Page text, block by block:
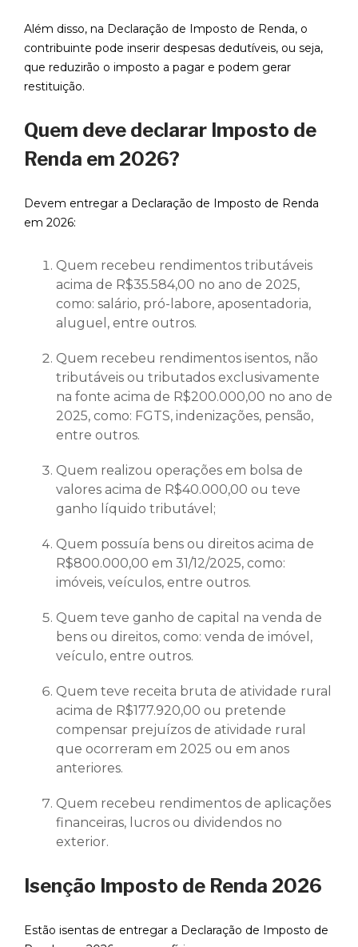
Além disso, na Declaração de Imposto de Renda, o
contribuinte pode inserir despesas dedutíveis, ou seja,
que reduzirão o imposto a pagar e podem gerar
restituição.
Quem deve declarar Imposto de
Renda em 2026?
Devem entregar a Declaração de Imposto de Renda
em 2026:
Quem recebeu rendimentos tributáveis
acima de R$35.584,00 no ano de 2025,
como: salário, pró-labore, aposentadoria,
aluguel, entre outros.
Quem recebeu rendimentos isentos, não
tributáveis ou tributados exclusivamente
na fonte acima de R$200.000,00 no ano de
2025, como: FGTS, indenizações, pensão,
entre outros.
Quem realizou operações em bolsa de
valores acima de R$40.000,00 ou teve
ganho líquido tributável;
Quem possuía bens ou direitos acima de
R$800.000,00 em 31/12/2025, como:
imóveis, veículos, entre outros.
Quem teve ganho de capital na venda de
bens ou direitos, como: venda de imóvel,
veículo, entre outros.
Quem teve receita bruta de atividade rural
acima de R$177.920,00 ou pretende
compensar prejuízos de atividade rural
que ocorreram em 2025 ou em anos
anteriores.
Quem recebeu rendimentos de aplicações
financeiras, lucros ou dividendos no
exterior.
Isenção Imposto de Renda 2026
Estão isentas de entregar a Declaração de Imposto de